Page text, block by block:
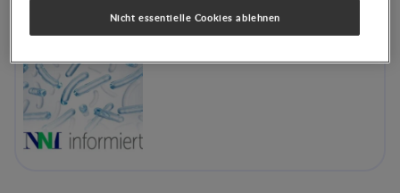
NNI informiert
Nicht essentielle Cookies ablehnen